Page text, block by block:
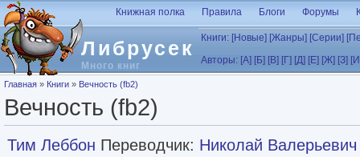
Перейти к основному содержанию
Либрусек
Много книг
Книжная полка Правила Блоги Форумы
Книги: [Новые] [Жанры] [Серии]
Авторы: [А] [Б] [В] [Г] [Д] [Е] [Ж] [З]
Вы здесь
Главная » Книги » Вечность (fb2)
Вечность (fb2)
Тим Леббон Переводчик: Николай